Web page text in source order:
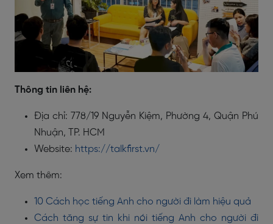
Thông tin liên hệ:
Địa chỉ: 778/19 Nguyễn Kiệm, Phường 4, Quận Phú
Nhuận, TP. HCM
Website: https://talkfirst.vn/
Xem thêm:
10 Cách học tiếng Anh cho người đi làm hiệu quả
Cách tăng sự tin khi nói tiếng Anh cho người đi